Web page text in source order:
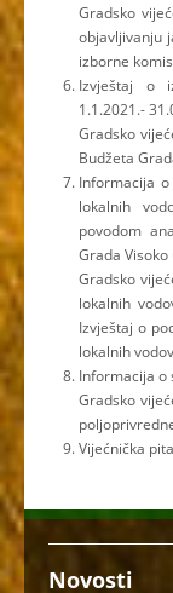
Gradsko
objavljivanju
izborne
Izvještaj o
1.1.2021.-
Gradsko
Budžeta
Informacija
lokalnih
povodom
Grada
Gradsko
lokalnih
Izvještaj o
lokalnih
Informacija o
Gradsko
Vijećnička
Novosti